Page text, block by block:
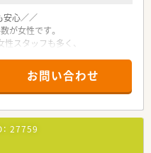
え、
どの処方箋を主に応需していま
ですが、
が在籍しており、複数名にて対
安心／／
が女性です。
スタッフも多く、
め、
績も多数ございます。
相談が可能！
ム出勤でもご復帰いただけま
帰の際には、
を実施しております。
お問い合わせ
27759